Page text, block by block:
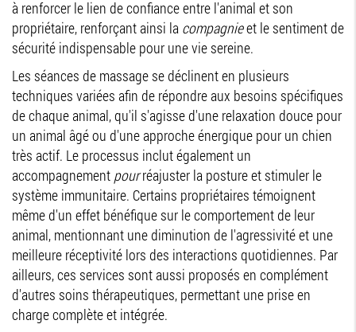
à renforcer le lien de confiance entre l'animal et son
propriétaire, renforçant ainsi la compagnieet le sentiment de
sécurité indispensable pour une vie sereine.
Les séances de massage se déclinent en plusieurs
techniques variées afin de répondre aux besoins spécifiques
de chaque animal, qu'il s'agisse d'une relaxation douce pour
un animal âgé ou d'une approche énergique pour un chien
très actif. Le processus inclut également un
accompagnement pourréajuster la posture et stimuler le
système immunitaire. Certains propriétaires témoignent
même d'un effet bénéfique sur le comportement de leur
animal, mentionnant une diminution de l'agressivité et une
meilleure réceptivité lors des interactions quotidiennes. Par
ailleurs, ces services sont aussi proposés en complément
d'autres soins thérapeutiques, permettant une prise en
charge complète et intégrée.